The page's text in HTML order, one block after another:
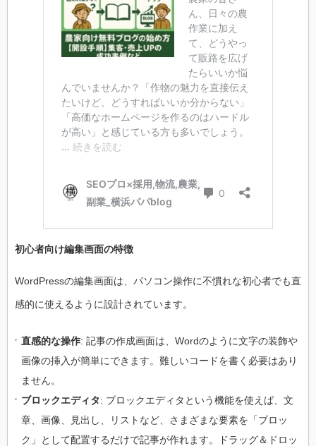
初心者向け編集画面の特徴
WordPressの編集画面は、パソコン操作に不慣れな初心者でも直
感的に使えるように設計されています。
直感的な操作: 記事の作成画面は、Wordのように文字の装飾や
画像の挿入が簡単にできます。難しいコードを書く必要はあり
ません。
ブロックエディタ: ブロックエディタという機能を使えば、文
章、画像、見出し、リストなど、さまざまな要素を「ブロッ
ク」として配置するだけで記事が作れます。ドラッグ＆ドロッ